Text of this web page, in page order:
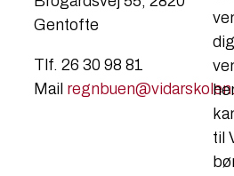
Gentofte
Tlf. 26 30 98 81
Mail
til